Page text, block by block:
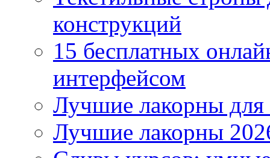
конструкций
15 бесплатных
интерфейсом
Лучшие лакорны для
Лучшие лакорны